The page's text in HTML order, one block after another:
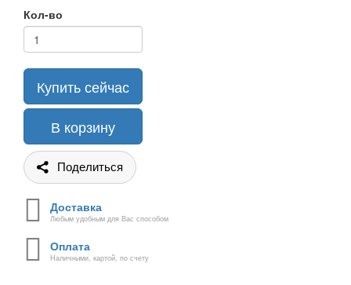
Кол-во
Купить сейчас
В корзину
Поделиться
Доставка
Любым удобным для Вас способом
Оплата
Наличными, картой, по счету